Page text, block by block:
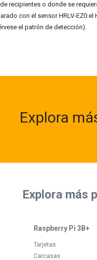
recipientes o donde se
con el sensor HRLV-EZ0 el
el patrón de detección).
Explora
Explora más
Raspberry Pi 3B+
Tarjetas
Carcasas